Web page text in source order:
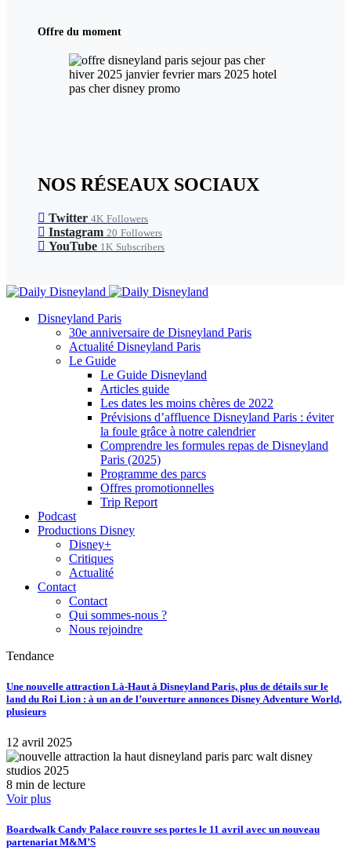
Offre du moment
NOS RÉSEAUX SOCIAUX
Twitter 4K Followers
Instagram 20 Followers
YouTube 1K Subscribers
Disneyland Paris
30e anniversaire de Disneyland Paris
Actualité Disneyland Paris
Le Guide
Le Guide Disneyland
Articles guide
Les dates les moins chères de 2022
Prévisions d’affluence Disneyland Paris : éviter
la foule grâce à notre calendrier
Comprendre les formules repas de Disneyland
Paris (2025)
Programme des parcs
Offres promotionnelles
Trip Report
Podcast
Productions Disney
Disney+
Critiques
Actualité
Contact
Contact
Qui sommes-nous ?
Nous rejoindre
Tendance
Une nouvelle attraction Là-Haut à Disneyland Paris, plus de détails sur le
land du Roi Lion : à un an de l’ouverture annonces Disney Adventure World,
plusieurs
12 avril 2025
8 min de lecture
Voir plus
Boardwalk Candy Palace rouvre ses portes le 11 avril avec un nouveau
partenariat M&M’S